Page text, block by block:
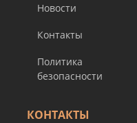
Новости
Контакты
Политика
безопасности
КОНТАКТЫ